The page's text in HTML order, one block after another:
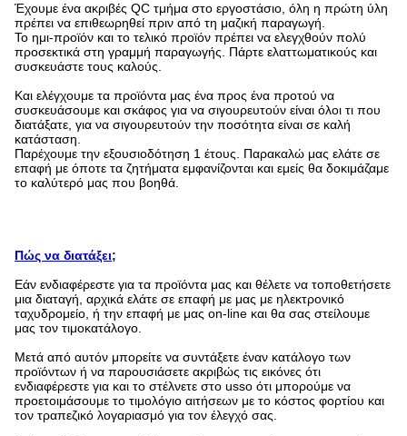
Έχουμε ένα ακριβές QC τμήμα στο εργοστάσιο, όλη η πρώτη ύλη
πρέπει να επιθεωρηθεί πριν από τη μαζική παραγωγή.
Το ημι-προϊόν και το τελικό προϊόν πρέπει να ελεγχθούν πολύ
προσεκτικά στη γραμμή παραγωγής. Πάρτε ελαττωματικούς και
συσκευάστε τους καλούς.
Και ελέγχουμε τα προϊόντα μας ένα προς ένα προτού να
συσκευάσουμε και σκάφος για να σιγουρευτούν είναι όλοι τι που
διατάξατε, για να σιγουρευτούν την ποσότητα είναι σε καλή
κατάσταση.
Παρέχουμε την εξουσιοδότηση 1 έτους. Παρακαλώ μας ελάτε σε
επαφή με όποτε τα ζητήματα εμφανίζονται και εμείς θα δοκιμάζαμε
το καλύτερό μας που βοηθά.
Πώς να διατάξει;
Εάν ενδιαφέρεστε για τα προϊόντα μας και θέλετε να τοποθετήσετε
μια διαταγή, αρχικά ελάτε σε επαφή με μας με ηλεκτρονικό
ταχυδρομείο, ή την επαφή με μας on-line και θα σας στείλουμε
μας τον τιμοκατάλογο.
Μετά από αυτόν μπορείτε να συντάξετε έναν κατάλογο των
προϊόντων ή να παρουσιάσετε ακριβώς τις εικόνες ότι
ενδιαφέρεστε για και το στέλνετε στο usso ότι μπορούμε να
προετοιμάσουμε το τιμολόγιο αιτήσεων με το κόστος φορτίου και
τον τραπεζικό λογαριασμό για τον έλεγχό σας.